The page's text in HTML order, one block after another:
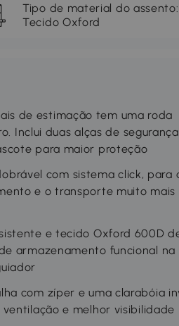
Tipo de material do assento:
Tecido Oxford
de estimação tem uma roda
Inclui duas alças de segurança
para maior proteção
com sistema click, para
e o transporte muito mais
e tecido Oxford 600D
armazenamento funcional
com zíper e uma clarabóia
e melhor visibilidade